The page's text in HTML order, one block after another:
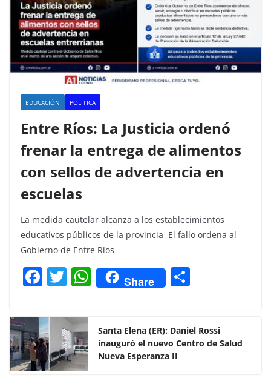
EDUCACIÓN POLITICA
Entre Ríos: La Justicia ordenó
frenar la entrega de alimentos
con sellos de advertencia en
escuelas
La medida cautelar alcanza a los establecimientos
educativos públicos de la provincia El fallo ordena al
Gobierno de Entre Ríos
F
c
e
b
o
T
itt
er
W
h
s
A
Share
p
ar
Santa Elena (ER): Daniel Rossi
inauguró el nuevo Centro de Salud
Nueva Esperanza II